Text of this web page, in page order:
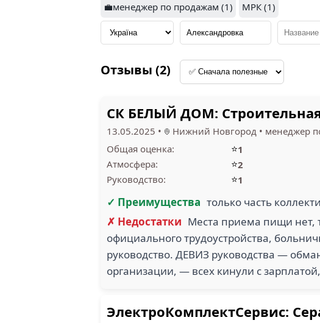
💼менеджер по продажам (1)
МРК (1)
Отзывы (2)
СК БЕЛЫЙ ДОМ:
13.05.2025 • Нижний Новгород • менеджер
Общая оценка:
⭐1
Атмосфера:
⭐2
Руководство:
⭐1
✓ Преимущества только часть
✗ Недостатки Места приема пищи нет,
официального трудоустройства,
руководство. ДЕВИЗ руководства —
организации, — всех кинули с
ЭлектроКомплектСервис: